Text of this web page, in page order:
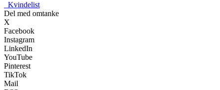
Kvindelist
Del med omtanke
X
Facebook
Instagram
LinkedIn
YouTube
Pinterest
TikTok
Mail